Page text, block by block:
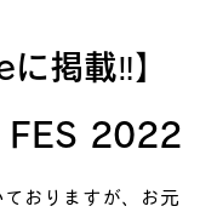
掲載‼】
FES 2022
おりますが、お元